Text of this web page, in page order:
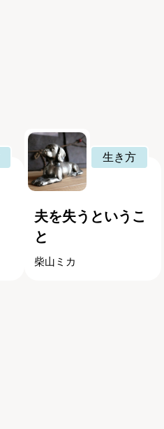
生き方
夫を失うというこ
と
柴山ミカ